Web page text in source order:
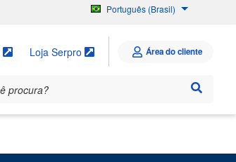
Português (Brasil)
Loja Serpro Área do cliente